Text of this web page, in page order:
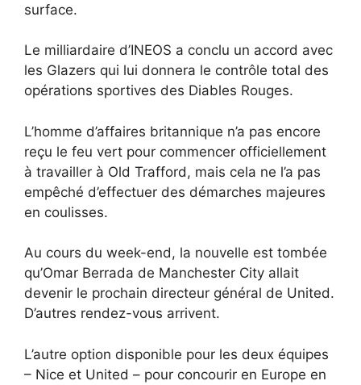
surface.
Le milliardaire d’INEOS a conclu un accord avec
les Glazers qui lui donnera le contrôle total des
opérations sportives des Diables Rouges.
L’homme d’affaires britannique n’a pas encore
reçu le feu vert pour commencer officiellement
à travailler à Old Trafford, mais cela ne l’a pas
empêché d’effectuer des démarches majeures
en coulisses.
Au cours du week-end, la nouvelle est tombée
qu’Omar Berrada de Manchester City allait
devenir le prochain directeur général de United.
D’autres rendez-vous arrivent.
L’autre option disponible pour les deux équipes
– Nice et United – pour concourir en Europe en